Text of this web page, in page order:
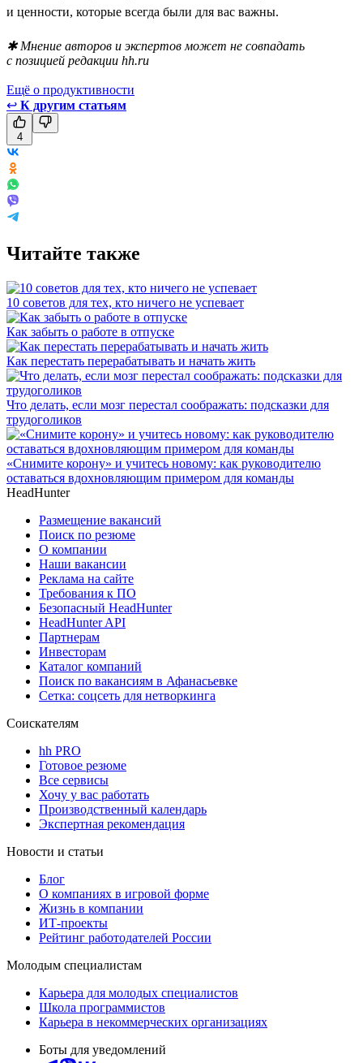
и ценности, которые всегда были для вас важны.
✱ Мнение авторов и экспертов может не совпадать
с позицией редакции hh.ru
Ещё о продуктивности
↩ К другим статьям
4
Читайте также
10 советов для тех, кто ничего не успевает
Как забыть о работе в отпуске
Как перестать перерабатывать и начать жить
Что делать, если мозг перестал соображать: подсказки для
трудоголиков
«Снимите корону» и учитесь новому: как руководителю
оставаться вдохновляющим примером для команды
HeadHunter
Размещение вакансий
Поиск по резюме
О компании
Наши вакансии
Реклама на сайте
Требования к ПО
Безопасный HeadHunter
HeadHunter API
Партнерам
Инвесторам
Каталог компаний
Поиск по вакансиям в Афанасьевке
Сетка: соцсеть для нетворкинга
Соискателям
hh PRO
Готовое резюме
Все сервисы
Хочу у вас работать
Производственный календарь
Экспертная рекомендация
Новости и статьи
Блог
О компаниях в игровой форме
Жизнь в компании
ИТ-проекты
Рейтинг работодателей России
Молодым специалистам
Карьера для молодых специалистов
Школа программистов
Карьера в некоммерческих организациях
Боты для уведомлений